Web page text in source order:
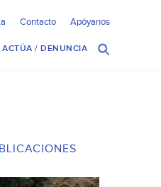
Contacto Apóyanos
ACTÚA / DENUNCIA